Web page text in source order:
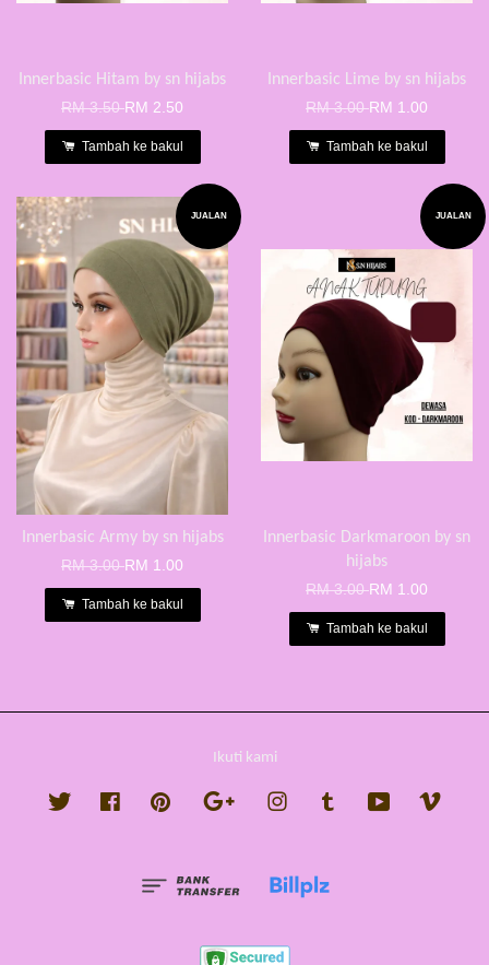
Innerbasic Hitam by sn hijabs
RM 3.50RM 2.50
Tambah ke bakul
Innerbasic Lime by sn hijabs
RM 3.00RM 1.00
Tambah ke bakul
JUALAN
Innerbasic Army by sn hijabs
RM 3.00RM 1.00
Tambah ke bakul
JUALAN
Innerbasic Darkmaroon by sn
hijabs
RM 3.00RM 1.00
Tambah ke bakul
Ikuti kami
Twitter FacebookPinterest Google InstagramTumblr YouTube